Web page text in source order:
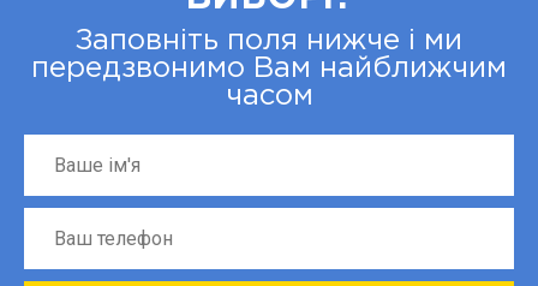
Заповніть поля нижче і ми
передзвонимо Вам найближчим
часом